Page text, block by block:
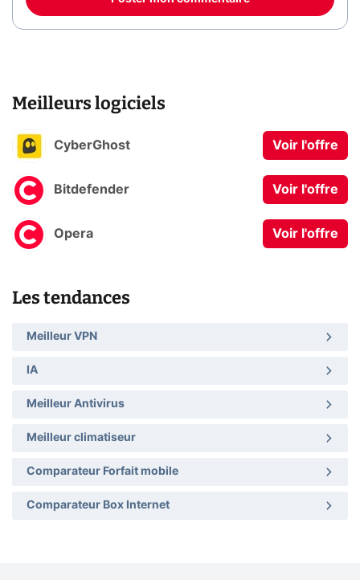
Meilleurs logiciels
CyberGhost Voir l'offre
Bitdefender Voir l'offre
Opera Voir l'offre
Les tendances
Meilleur VPN
IA
Meilleur Antivirus
Meilleur climatiseur
Comparateur Forfait mobile
Comparateur Box Internet